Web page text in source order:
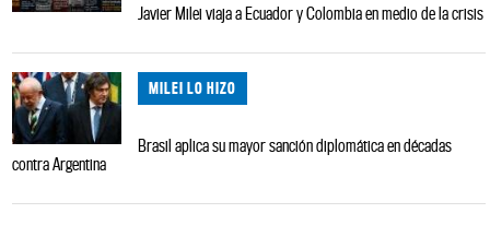
Javier Milei viaja a Ecuador y Colombia en medio de la crisis
MILEI LO HIZO
Brasil aplica su mayor sanción diplomática en décadas
contra Argentina